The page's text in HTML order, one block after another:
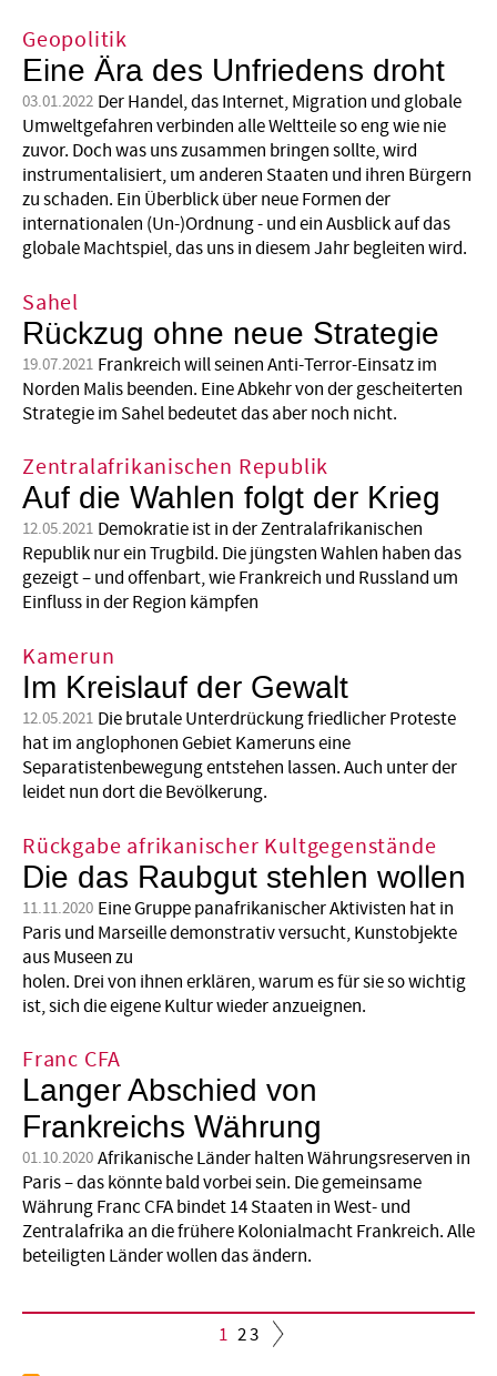
Geopolitik
Eine Ära des Unfriedens droht
03.01.2022 Der Handel, das Internet, Migration und globale
Umweltgefahren verbinden alle Weltteile so eng wie nie
zuvor. Doch was uns zusammen bringen sollte, wird
instrumentalisiert, um anderen Staaten und ihren Bürgern
zu schaden. Ein Überblick über neue Formen der
internationalen (Un-)Ordnung - und ein Ausblick auf das
globale Machtspiel, das uns in diesem Jahr begleiten wird.
Sahel
Rückzug ohne neue Strategie
19.07.2021 Frankreich will seinen Anti-Terror-Einsatz im
Norden Malis beenden. Eine Abkehr von der gescheiterten
Strategie im Sahel bedeutet das aber noch nicht.
Zentralafrikanischen Republik
Auf die Wahlen folgt der Krieg
12.05.2021 Demokratie ist in der Zentralafrikanischen
Republik nur ein Trugbild. Die jüngsten Wahlen haben das
gezeigt – ­und offenbart, wie Frankreich und Russland um
Einfluss in der Region kämpfen
Kamerun
Im Kreislauf der Gewalt
12.05.2021 Die brutale Unterdrückung friedlicher Proteste
hat im anglophonen Gebiet Kame­runs eine
Separatistenbewegung entstehen lassen. Auch unter der
leidet nun dort die Bevölkerung.
Rückgabe afrikanischer Kultgegenstände
Die das Raubgut stehlen wollen
11.11.2020 Eine Gruppe panafrikanischer Aktivisten hat in
Paris und Marseille demonstrativ versucht, Kunstobjekte
aus Museen zu
holen. Drei von ihnen erklären, warum es für sie so wichtig
ist, sich die eigene Kultur wieder anzueignen.
Franc CFA
Langer Abschied von
Frankreichs Währung
01.10.2020 Afrikanische Länder halten Währungsreserven in
Paris – das könnte bald vorbei sein. Die gemeinsame
Währung Franc CFA bindet 14 Staaten in West- und
Zentralafrika an die frühere Kolonialmacht Frankreich. Alle
beteiligten Länder wollen das ändern.
Aktuelle
1 Seite
2Seite
3